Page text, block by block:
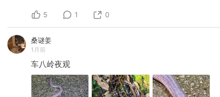
5 1 0
桑谜姜
1月前
车八岭夜观